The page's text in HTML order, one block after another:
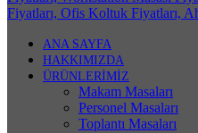
ANA SAYFA
HAKKIMIZDA
ÜRÜNLERİMİZ
Makam Masaları
Personel Masaları
Toplantı Masaları